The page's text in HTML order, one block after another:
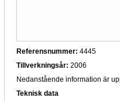
Referensnummer: 4445
Tillverkningsår: 2006
Nedanstående information är
Teknisk data